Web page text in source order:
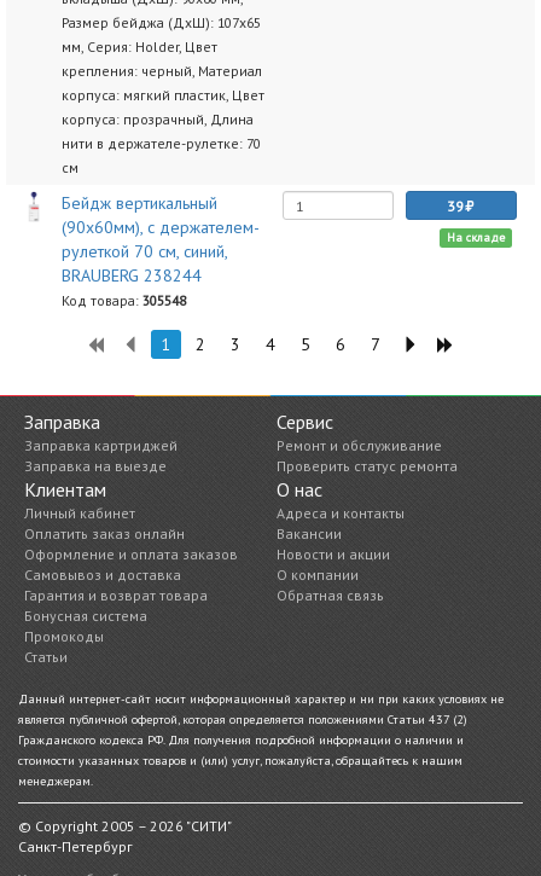
Размер бейджа (ДхШ): 107х65
мм, Серия: Holder, Цвет
крепления: черный, Материал
корпуса: мягкий пластик, Цвет
корпуса: прозрачный, Длина
нити в держателе-рулетке: 70
см
Бейдж вертикальный
(90х60мм), с держателем-
рулеткой 70 см, синий,
BRAUBERG 238244
Код товара: 305548
39
На складе
1 2 3 4 5 6 7
Заправка
Заправка картриджей
Заправка на выезде
Сервис
Ремонт и обслуживание
Проверить статус ремонта
Клиентам
Личный кабинет
Оплатить заказ онлайн
Оформление и оплата заказов
Самовывоз и доставка
Гарантия и возврат товара
Бонусная система
Промокоды
Статьи
О нас
Адреса и контакты
Вакансии
Новости и акции
О компании
Обратная связь
Данный интернет-сайт носит информационный характер и ни при каких условиях не
является публичной офертой, которая определяется положениями Статьи 437 (2)
Гражданского кодекса РФ. Для получения подробной информации о наличии и
стоимости указанных товаров и (или) услуг, пожалуйста, обращайтесь к нашим
менеджерам.
© Copyright 2005 – 2026 "СИТИ"
Санкт-Петербург